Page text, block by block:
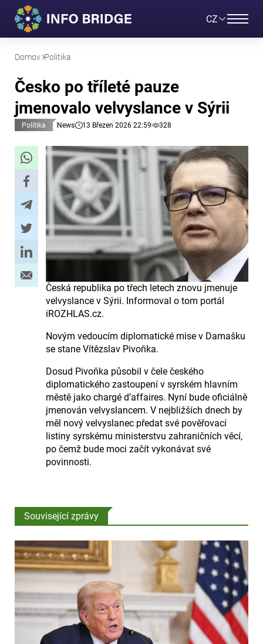
CZ
Domov Politika
Česko po tříleté pauze
jmenovalo velvyslance v Sýrii
Politika News 13 Březen 2026 22:59 328
Česká republika po třech letech znovu jmenuje
velvyslance v Sýrii. Informoval o tom portál
iROZHLAS.cz.
Novým vedoucím diplomatické mise v Damašku
se stane Vítězslav Pivoňka.
Dosud Pivoňka působil v čele českého
diplomatického zastoupení v syrském hlavním
městě jako chargé d’affaires. Nyní bude oficiálně
jmenován velvyslancem. V nejbližších dnech by
měl nový velvyslanec předat své pověřovací
listiny syrskému ministerstvu zahraničních věcí,
po čemž bude moci začít vykonávat své
povinnosti.
Související zprávy